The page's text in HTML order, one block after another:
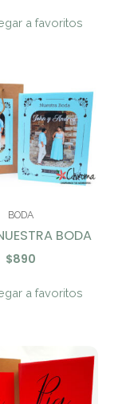
a favoritos
BODA
BODA
$890
a favoritos